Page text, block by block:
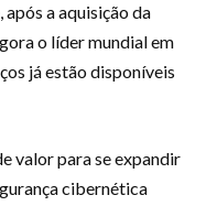
após a aquisição da
o líder mundial em
já estão disponíveis
valor para se expandir
cibernética